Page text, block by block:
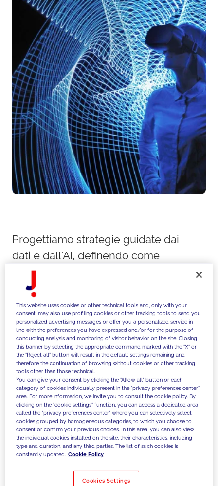
Progettiamo strategie guidate dai
dati e dall'AI, definendo come
questi dati vengono strutturati,
gestiti e utilizzati. Diamo sempre
priorità ai casi d'uso reali e
costruiamo fondamenta scalabili
per abilitare processi decisionali
basati sull'AI attivi a tutti i livelli
dell'organizzazione.
Il nostro approccio
This website uses cookies or other technical tools and, only with your
consent, may also use profiling cookies or other tracking tools to send you
personalized advertising messages or offer you a personalized service in
line with the preferences you have expressed and/or for the purpose of
conducting analysis and monitoring of visitor behavior on the site. Closing
this banner by selecting the appropriate command marked with the "X" or
the "Reject all" button will result in the default settings remaining and
therefore the continuation of browsing without cookies or other tracking
tools other than those technical.
You can give your consent by clicking the "Allow all" button or each
category of cookies individually present in the "privacy preferences center"
area. For more information, we invite you to consult the cookie policy. By
clicking on the "cookie settings" function, you can access a dedicated area
called the "privacy preferences center" where you can selectively select
cookies grouped by homogeneous categories, to which you choose to
consent or confirm your previous choices. In this area, you can also view
the individual cookies installed on the site, their characteristics, including
type and duration, and any third parties. The list of such cookies is
constantly updated. Cookie Policy
Cookies Settings